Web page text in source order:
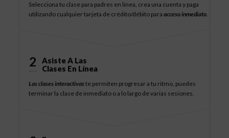
Selecciona tu clase para padres en línea, crea una cuenta y paga
utilizando cualquier tarjeta de crédito/débito paraacceso inmediato.
2
Asiste A Las
Clases En Línea
Las clases interactivaste permiten progresar a tu ritmo, puedes
terminar la clase de inmediato o a lo largo de varias sesiones.